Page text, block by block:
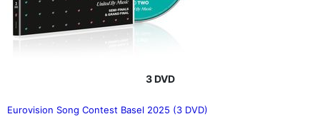
3 DVD
Eurovision Song Contest Basel 2025 (3 DVD)